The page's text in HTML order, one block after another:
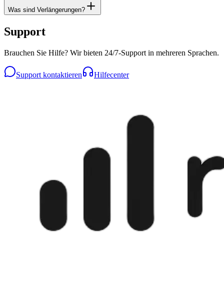
Was sind Verlängerungen?
Support
Brauchen Sie Hilfe? Wir bieten 24/7-Support in mehreren Sprachen.
Support kontaktieren Hilfecenter